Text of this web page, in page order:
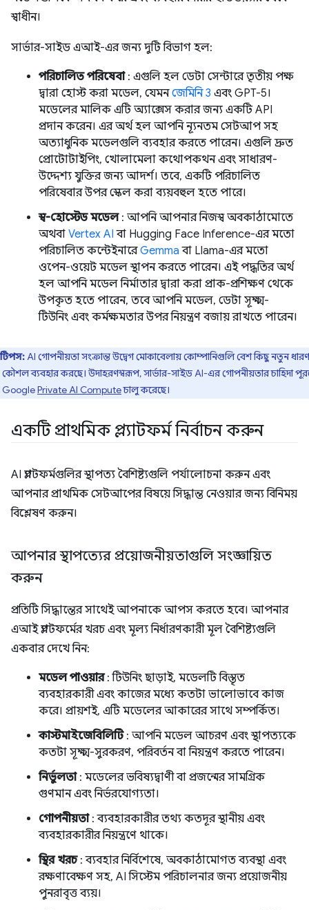
স্বাধীন।
সার্ভার-সাইড এআই-এর জন্য দুটি বিভাগ হল:
পরিচালিত পরিষেবা: এগুলি হল ডেটা সেন্টারে তৃতীয় পক্ষ
দ্বারা হোস্ট করা মডেল, যেমনজেমিনি 3 এবং GPT-5।
মডেলের মালিক এটি অ্যাক্সেস করার জন্য একটি API
প্রদান করেন। এর অর্থ হল আপনি ন্যূনতম সেটআপ সহ
অত্যাধুনিক মডেলগুলি ব্যবহার করতে পারেন। এগুলি দ্রুত
প্রোটোটাইপিং, খোলামেলা কথোপকথন এবং সাধারণ-
উদ্দেশ্য যুক্তির জন্য আদর্শ। তবে, একটি পরিচালিত
পরিষেবার উপর স্কেল করা ব্যয়বহুল হতে পারে।
স্ব-হোস্টেড মডেল: আপনি আপনার নিজস্ব অবকাঠামোতে
অথবা Vertex AI বা Hugging Face Inference-এর মতো
পরিচালিত কন্টেইনারেGemma বা Llama-এর মতো
ওপেন-ওয়েট মডেল স্থাপন করতে পারেন। এই পদ্ধতির অর্থ
হল আপনি মডেল নির্মাতার দ্বারা করা প্রাক-প্রশিক্ষণ থেকে
উপকৃত হতে পারেন, তবে আপনি মডেল, ডেটা সূক্ষ্ম-
টিউনিং এবং কর্মক্ষমতার উপর নিয়ন্ত্রণ বজায় রাখতে পারেন।
টিপস:AI গোপনীয়তা সংক্রান্ত উদ্বেগ মোকাবেলায় কোম্পানিগুলি বেশ কিছু নতুন
ব্যবহার করছে। উদাহরণস্বরূপ, সার্ভার-সাইড AI-এর গোপনীয়তার চাহিদা
GooglePrivate AI Computeচালু করেছে।
একটি প্রাথমিক প্ল্যাটফর্ম নির্বাচন করুন
AI প্ল্যাটফর্মগুলির স্থাপত্য বৈশিষ্ট্যগুলি পর্যালোচনা করুন এবং
আপনার প্রাথমিক সেটআপের বিষয়ে সিদ্ধান্ত নেওয়ার জন্য বিনিময়
বিশ্লেষণ করুন।
আপনার স্থাপত্যের প্রয়োজনীয়তাগুলি সংজ্ঞায়িত
করুন
প্রতিটি সিদ্ধান্তের সাথেই আপনাকে আপস করতে হবে। আপনার
এআই প্ল্যাটফর্মের খরচ এবং মূল্য নির্ধারণকারী মূল বৈশিষ্ট্যগুলি
একবার দেখে নিন:
মডেল পাওয়ার: টিউনিং ছাড়াই, মডেলটি বিস্তৃত
ব্যবহারকারী এবং কাজের মধ্যে কতটা ভালোভাবে কাজ
করে। প্রায়শই, এটি মডেলের আকারের সাথে সম্পর্কিত।
কাস্টমাইজেবিলিটি: আপনি মডেল আচরণ এবং স্থাপত্যকে
কতটা সূক্ষ্ম-সুরকরণ, পরিবর্তন বা নিয়ন্ত্রণ করতে পারেন।
নির্ভুলতা: মডেলের ভবিষ্যদ্বাণী বা প্রজন্মের সামগ্রিক
গুণমান এবং নির্ভরযোগ্যতা।
গোপনীয়তা: ব্যবহারকারীর তথ্য কতদূর স্থানীয় এবং
ব্যবহারকারীর নিয়ন্ত্রণে থাকে।
স্থির খরচ: ব্যবহার নির্বিশেষে, অবকাঠামোগত ব্যবস্থা এবং
রক্ষণাবেক্ষণ সহ, AI সিস্টেম পরিচালনার জন্য প্রয়োজনীয়
পুনরাবৃত্ত ব্যয়।